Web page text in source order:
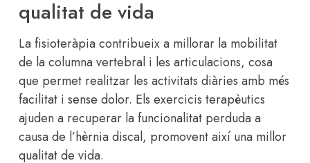
qualitat de vida
La fisioteràpia contribueix a millorar la mobilitat
de la columna vertebral i les articulacions, cosa
que permet realitzar les activitats diàries amb més
facilitat i sense dolor. Els exercicis terapèutics
ajuden a recuperar la funcionalitat perduda a
causa de l’hèrnia discal, promovent així una millor
qualitat de vida.